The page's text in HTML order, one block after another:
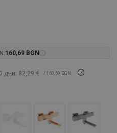
160,69 BGN
дни: 82,29 € / 160,69 BGN